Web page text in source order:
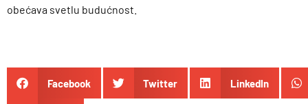
obećava svetlu budućnost.
Facebook Twitter LinkedIn